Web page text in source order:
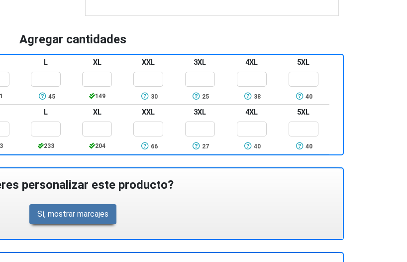
Agregar cantidades
L
45
XL
149
XXL
30
3XL
25
4XL
38
5XL
40
L
233
XL
204
XXL
66
3XL
27
4XL
40
5XL
40
personalizar este producto?
Sí, mostrar marcajes